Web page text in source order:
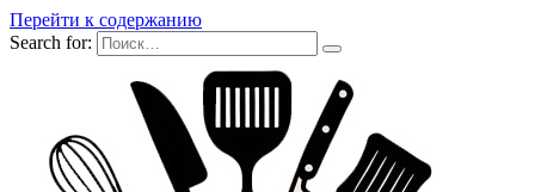
Перейти к содержанию
Search for: